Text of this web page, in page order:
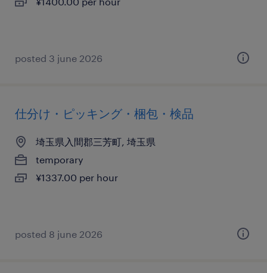
posted 3 june 2026
仕分け・ピッキング・梱包・検品
埼玉県入間郡三芳町, 埼玉県
temporary
¥1337.00 per hour
posted 8 june 2026